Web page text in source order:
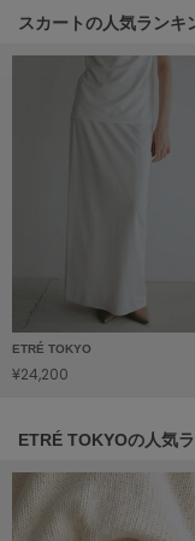
gelato pique Sleep
ジェラート ピケ スリープ
HOKA ONEONE
ホカ オネオネ
KEEN
スカートの人気ランキ
ETRÉ TOKYO
¥24,200
ETRÉ TOKYOの人気